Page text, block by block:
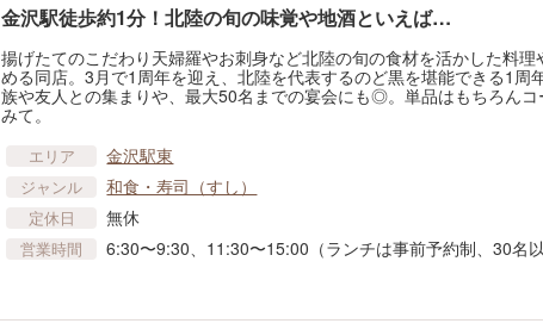
金沢駅徒歩約1分！北陸の旬の味覚や地酒といえば…
揚げたてのこだわり天婦羅やお刺身など北陸の旬の食材を活かした料
める同店。3月で1周年を迎え、北陸を代表するのど黒を堪能できる1周
族や友人との集まりや、最大50名までの宴会にも◎。単品はもちろん
みて。
エリア 金沢駅東
ジャンル 和食・寿司（すし）
定休日 無休
営業時間 6:30〜9:30、11:30〜15:00（ランチは事前予約制、30名